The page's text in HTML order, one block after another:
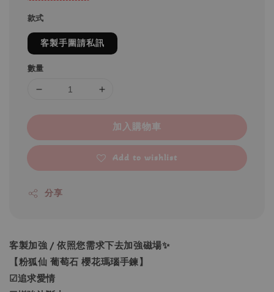
款式
客製手圍請私訊
數量
加入購物車
Add to wishlist
分享
客製加強 / 依照您需求下去加強磁場✨
【粉狐仙 葡萄石 櫻花瑪瑙手鍊】
☑追求愛情